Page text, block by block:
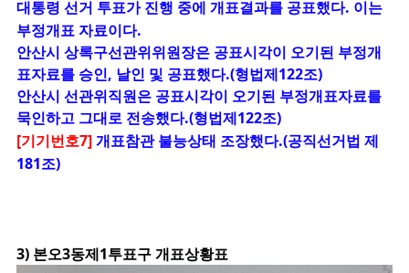
대통령 선거 투표가 진행 중에 개표결과를 공표했다. 이는
부정개표 자료이다.
안산시 상록구선관위위원장은 공표시각이 오기된 부정개
표자료를 승인, 날인 및 공표했다.(형법제122조)
안산시 선관위직원은 공표시각이 오기된 부정개표자료를
묵인하고 그대로 전송했다.(형법제122조)
[기기번호7]개표참관 불능상태 조장했다.(공직선거법 제
181조)
3) 본오3동제1투표구 개표상황표